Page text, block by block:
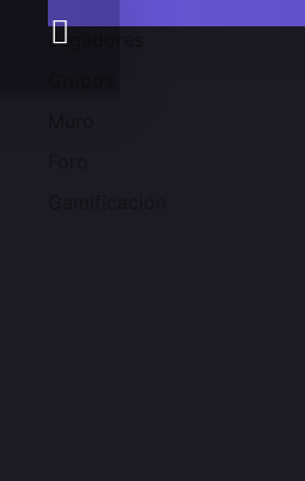
Jugadores